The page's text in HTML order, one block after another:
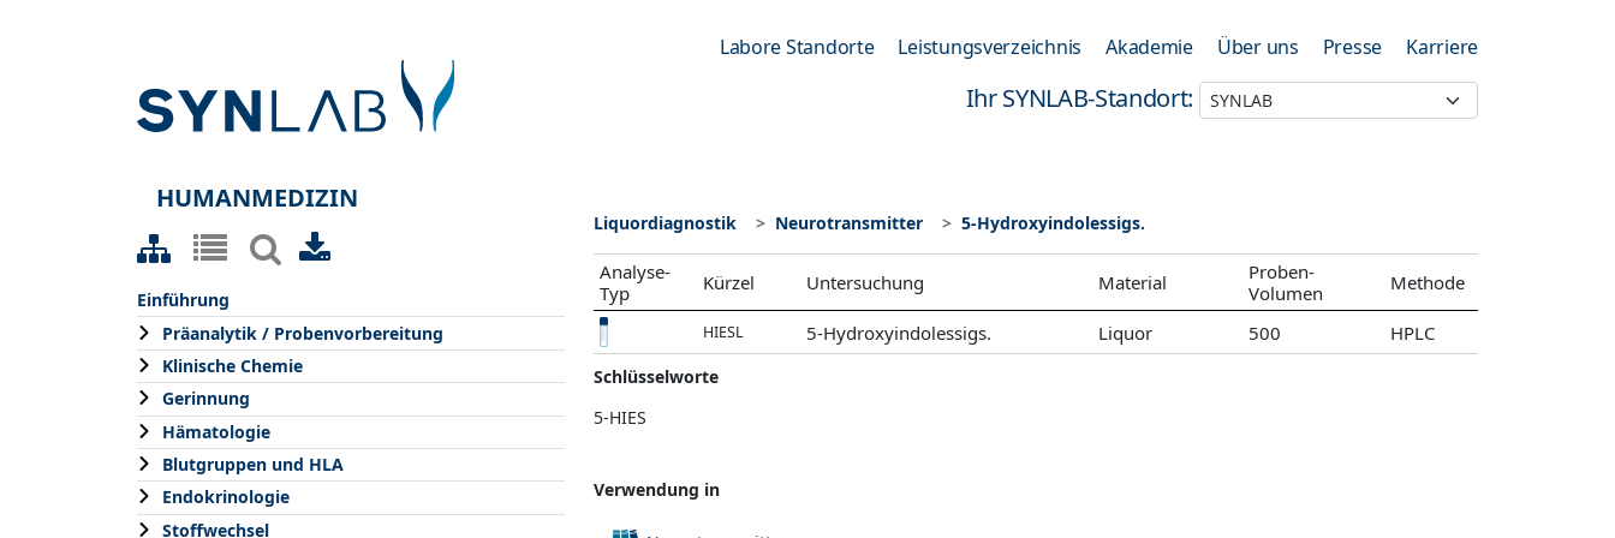
Labore Standorte Leistungsverzeichnis Akademie Über uns Presse Karriere
Ihr SYNLAB-Standort:
HUMANMEDIZIN
Einführung
Präanalytik / Probenvorbereitung
Klinische Chemie
Gerinnung
Hämatologie
Blutgruppen und HLA
Endokrinologie
Stoffwechsel
Liquordiagnostik Neurotransmitter 5-Hydroxyindolessigs.
Analyse-
Typ
Kürzel Untersuchung Material
Proben-
Volumen
Methode
HIESL 5-Hydroxyindolessigs. Liquor 500 HPLC
Schlüsselworte
5-HIES
Verwendung in